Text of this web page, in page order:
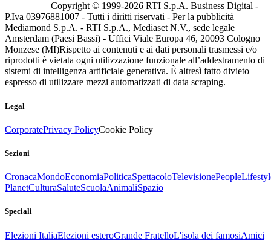
Copyright © 1999-2026 RTI S.p.A. Business Digital -
P.Iva 03976881007 - Tutti i diritti riservati - Per la pubblicità
Mediamond S.p.A. - RTI S.p.A., Mediaset N.V., sede legale
Amsterdam (Paesi Bassi) - Uffici Viale Europa 46, 20093 Cologno
Monzese (MI)Rispetto ai contenuti e ai dati personali trasmessi e/o
riprodotti è vietata ogni utilizzazione funzionale all’addestramento di
sistemi di intelligenza artificiale generativa. È altresì fatto divieto
espresso di utilizzare mezzi automatizzati di data scraping.
Legal
CorporatePrivacy PolicyCookie Policy
Sezioni
CronacaMondoEconomiaPoliticaSpettacoloTelevisionePeople
PlanetCulturaSaluteScuolaAnimaliSpazio
Speciali
Elezioni ItaliaElezioni esteroGrande FratelloL'isola dei famosiAmici